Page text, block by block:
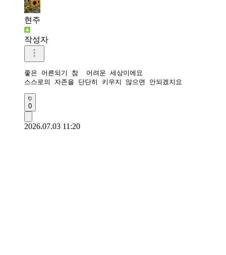
현주
작성자
좋은 어른되기 참  어려운 세상이에요
스스로의 자존을 단단히 키우지 않으면 안되겠지요
0
2026.07.03 11:20